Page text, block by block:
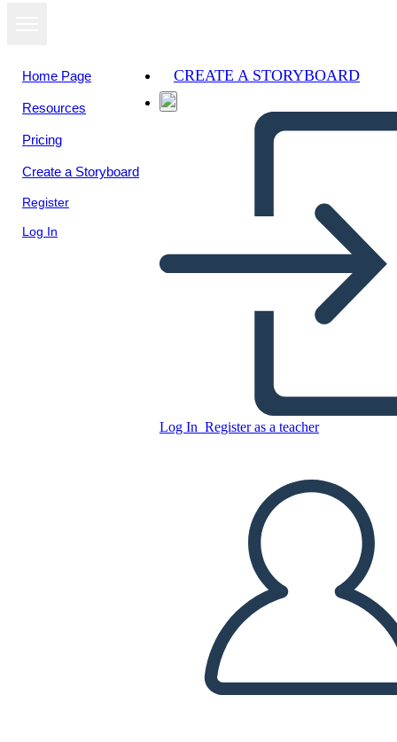
Home Page
Resources
Pricing
Create a Storyboard
Register
Log In
CREATE A STORYBOARD
Log In Register as a teacher
Incarcerazione americana
giapponese durante la
cronologia della seconda gue
Copy this Storyboard
View as
slideshow